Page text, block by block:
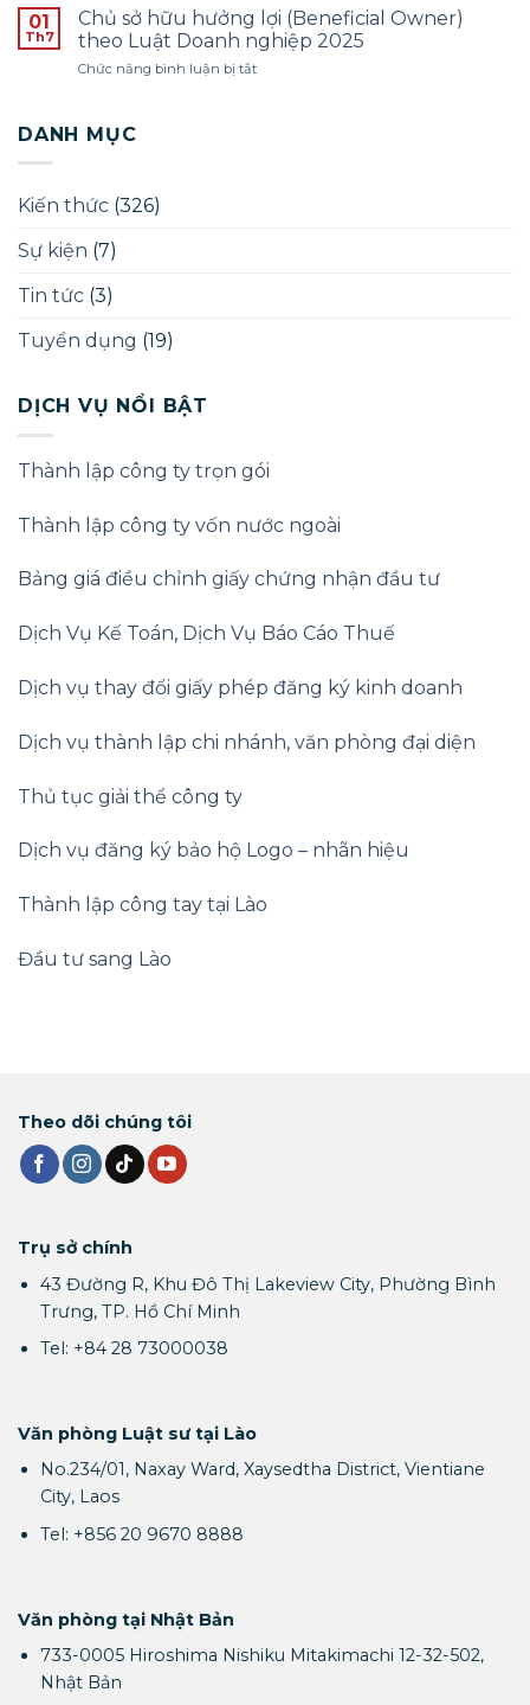
THÁNG
12/2025
–
Năm
2025
phép
quảng
cáo
phòng
01
Th7
Chủ sở hữu hưởng lợi (Beneficial Owner)
theo Luật Doanh nghiệp 2025
Chức năng bình luận bị tắtở
DANH MỤC
Kiến thức (326)
Sự kiện (7)
Tin tức (3)
Tuyển dụng (19)
DỊCH VỤ NỔI BẬT
Thành lập công ty trọn gói
Thành lập công ty vốn nước ngoài
Bảng giá điều chỉnh giấy chứng nhận đầu tư
Dịch Vụ Kế Toán, Dịch Vụ Báo Cáo Thuế
Dịch vụ thay đổi giấy phép đăng ký kinh doanh
Dịch vụ thành lập chi nhánh, văn phòng đại diện
Thủ tục giải thể công ty
Dịch vụ đăng ký bảo hộ Logo – nhãn hiệu
Thành lập công tay tại Lào
Đầu tư sang Lào
Theo dõi chúng tôi
Trụ sở chính
43 Đường R, Khu Đô Thị Lakeview City, Phường Bình
Trưng, TP. Hồ Chí Minh
Tel: +84 28 73000038
Văn phòng Luật sư tại Lào
No.234/01, Naxay Ward, Xaysedtha District, Vientiane
City, Laos
Tel: +856 20 9670 8888
Văn phòng tại Nhật Bản
733-0005 Hiroshima Nishiku Mitakimachi 12-32-502,
Nhật Bản